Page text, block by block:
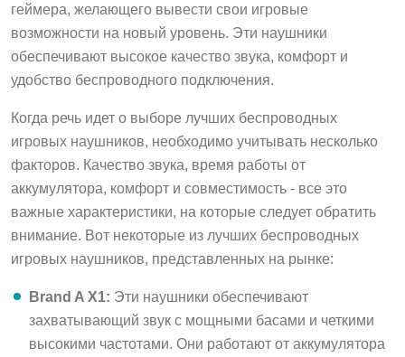
геймера, желающего вывести свои игровые
возможности на новый уровень. Эти наушники
обеспечивают высокое качество звука, комфорт и
удобство беспроводного подключения.
Когда речь идет о выборе лучших беспроводных
игровых наушников, необходимо учитывать несколько
факторов. Качество звука, время работы от
аккумулятора, комфорт и совместимость - все это
важные характеристики, на которые следует обратить
внимание. Вот некоторые из лучших беспроводных
игровых наушников, представленных на рынке:
Brand A X1: Эти наушники обеспечивают
захватывающий звук с мощными басами и четкими
высокими частотами. Они работают от аккумулятора